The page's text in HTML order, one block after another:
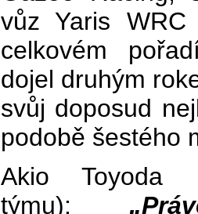
vůz Yaris
celkovém
dojel druhým
svůj doposud
podobě šestého
Akio Toyoda
týmu):